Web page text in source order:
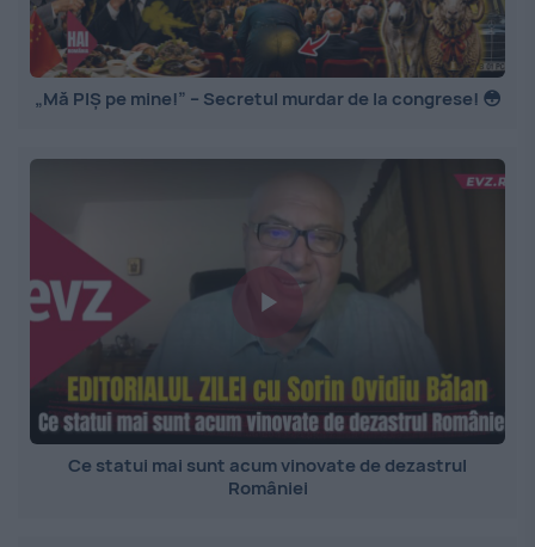
„Mă PIȘ pe mine!” – Secretul murdar de la congrese! 😳
Ce statui mai sunt acum vinovate de dezastrul
României